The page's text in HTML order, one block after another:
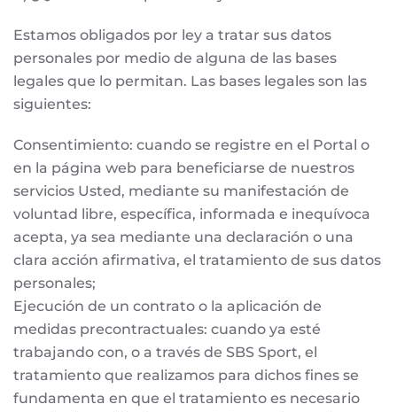
Estamos obligados por ley a tratar sus datos
personales por medio de alguna de las bases
legales que lo permitan. Las bases legales son las
siguientes:
Consentimiento: cuando se registre en el Portal o
en la página web para beneficiarse de nuestros
servicios Usted, mediante su manifestación de
voluntad libre, específica, informada e inequívoca
acepta, ya sea mediante una declaración o una
clara acción afirmativa, el tratamiento de sus datos
personales;
Ejecución de un contrato o la aplicación de
medidas precontractuales: cuando ya esté
trabajando con, o a través de SBS Sport, el
tratamiento que realizamos para dichos fines se
fundamenta en que el tratamiento es necesario